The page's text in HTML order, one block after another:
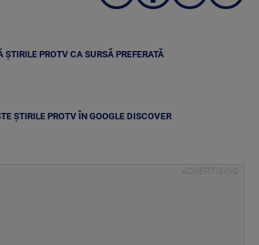
ȘTIRILE PROTV CA SURSĂ PREFERATĂ
ȘTIRILE PROTV ÎN GOOGLE DISCOVER